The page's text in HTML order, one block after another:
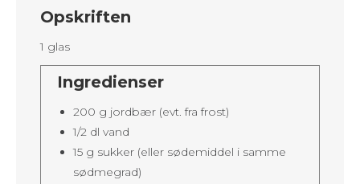
Opskriften
1 glas
Ingredienser
200 g jordbær (evt. fra frost)
1/2 dl vand
15 g sukker (eller sødemiddel i samme
sødmegrad)